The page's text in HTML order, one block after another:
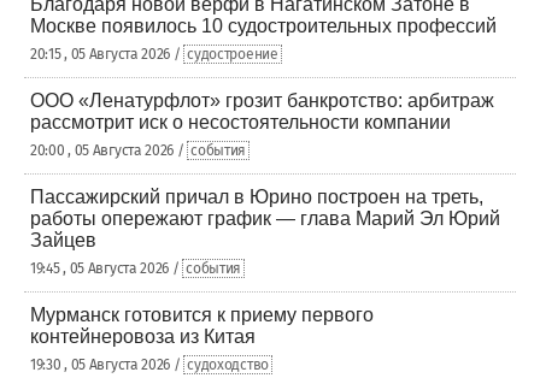
Благодаря новой верфи в Нагатинском Затоне в
Москве появилось 10 судостроительных профессий
20:15 , 05 Августа 2026 / судостроение
ООО «Ленатурфлот» грозит банкротство: арбитраж
рассмотрит иск о несостоятельности компании
20:00 , 05 Августа 2026 / события
Пассажирский причал в Юрино построен на треть,
работы опережают график — глава Марий Эл Юрий
Зайцев
19:45 , 05 Августа 2026 / события
Мурманск готовится к приему первого
контейнеровоза из Китая
19:30 , 05 Августа 2026 / судоходство